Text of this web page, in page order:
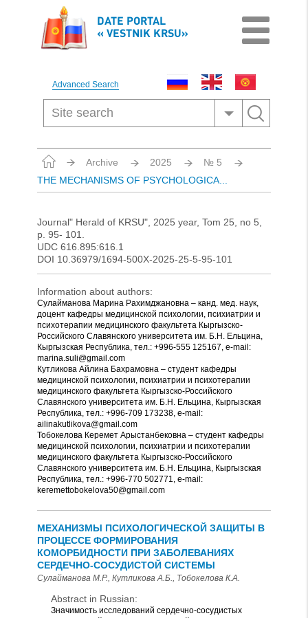
DATE PORTAL
« VESTNIK KRSU»
Advanced Search
Archive 2025
№ 5
THE MECHANISMS OF PSYCHOLOGICA...
Journal" Herald of KRSU", 2025 year, Tom 25, no 5,
p. 95- 101.
UDC 616.895:616.1
DOI 10.36979/1694-500X-2025-25-5-95-101
Information about authors:
Сулайманова Марина Рахимджановна – канд. мед. наук,
доцент кафедры медицинской психологии, психиатрии и
психотерапии медицинского факультета Кыргызско-
Российского Славянского университета им. Б.Н. Ельцина,
Кыргызская Республика, тел.: +996-555 125167, e-mail:
marina.suli@gmail.com
Кутликова Айлина Бахрамовна – студент кафедры
медицинской психологии, психиатрии и психотерапии
медицинского факультета Кыргызско-Российского
Славянского университета им. Б.Н. Ельцина, Кыргызская
Республика, тел.: +996-709 173238, e-mail:
ailinakutlikova@gmail.com
Тобокелова Керемет Арыстанбековна – студент кафедры
медицинской психологии, психиатрии и психотерапии
медицинского факультета Кыргызско-Российского
Славянского университета им. Б.Н. Ельцина, Кыргызская
Республика, тел.: +996-770 502771, e-mail:
keremettobokelova50@gmail.com
МЕХАНИЗМЫ ПСИХОЛОГИЧЕСКОЙ ЗАЩИТЫ В
ПРОЦЕССЕ ФОРМИРОВАНИЯ
КОМОРБИДНОСТИ ПРИ ЗАБОЛЕВАНИЯХ
СЕРДЕЧНО-СОСУДИСТОЙ СИСТЕМЫ
Сулайманова М.Р., Кутликова А.Б., Тобокелова К.А.
Abstract in Russian:
Значимость исследований сердечно-сосудистых